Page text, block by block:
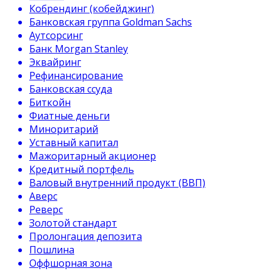
Кобрендинг (кобейджинг)
Банковская группа Goldman Sachs
Аутсорсинг
Банк Morgan Stanley
Эквайринг
Рефинансирование
Банковская ссуда
Биткойн
Фиатные деньги
Миноритарий
Уставный капитал
Мажоритарный акционер
Кредитный портфель
Валовый внутренний продукт (ВВП)
Аверс
Реверс
Золотой стандарт
Пролонгация депозита
Пошлина
Оффшорная зона